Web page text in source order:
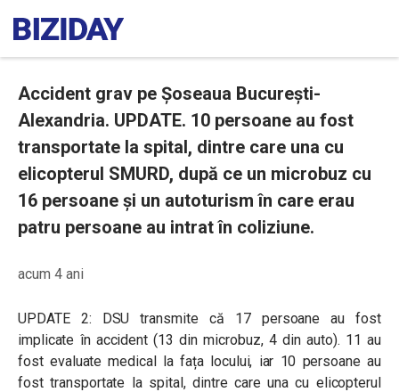
Accident grav pe Șoseaua București-
Alexandria. UPDATE. 10 persoane au fost
transportate la spital, dintre care una cu
elicopterul SMURD, după ce un microbuz cu
16 persoane și un autoturism în care erau
patru persoane au intrat în coliziune.
acum 4 ani
UPDATE 2: DSU transmite că 17 persoane au fost
implicate în accident (13 din microbuz, 4 din auto). 11 au
fost evaluate medical la fața locului, iar 10 persoane au
fost transportate la spital, dintre care una cu elicopterul